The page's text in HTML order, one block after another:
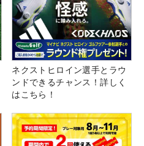
ネクストヒロイン選手とラウ
ンドできるチャンス！詳しく
はこちら！